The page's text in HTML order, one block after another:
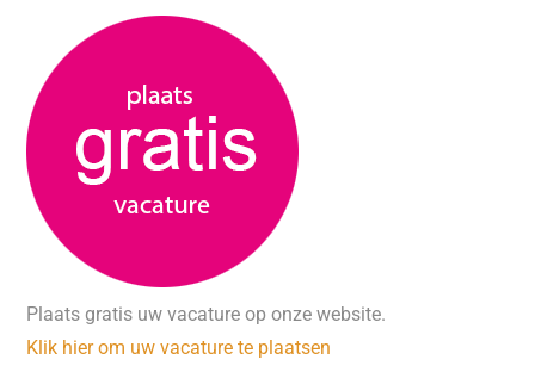
Plaats gratis uw vacature op onze website.
Klik hier om uw vacature te plaatsen